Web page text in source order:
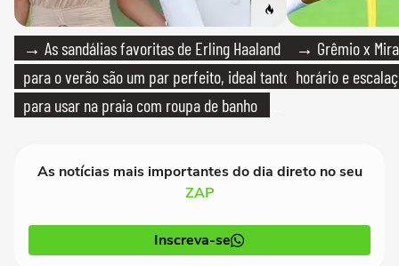
→ As sandálias favoritas de Erling Haaland
para o verão são um par perfeito, ideal tanto
para usar na praia com roupa de banho
→ Grêmio x
horário e
As notícias mais importantes do dia direto no seu
ZAP
Inscreva-se